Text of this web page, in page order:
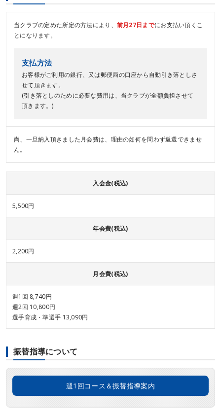
当クラブの定めた所定の方法により、 前月27日までにお支払い頂くこ
とになります。
支払方法
お客様がご利用の銀行、又は郵便局の口座から自動引き落としさ
せて頂きます。
(引き落としのために必要な費用は、当クラブが全額負担させて
頂きます。)
尚、一旦納入頂きました月会費は、理由の如何を問わず返還できませ
ん。
入会金(税込)
5,500円
年会費(税込)
2,200円
月会費(税込)
週1回 8,740円
週2回 10,800円
選手育成・準選手 13,090円
振替指導について
週1回コース＆振替指導案内